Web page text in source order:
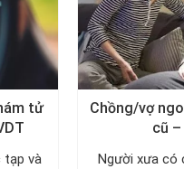
tử
tạp và
Chồng/vợ
cũ
Người xưa có